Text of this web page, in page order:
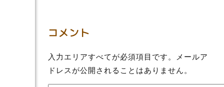
コメント
入力エリアすべてが必須項目です。メールア
ドレスが公開されることはありません。